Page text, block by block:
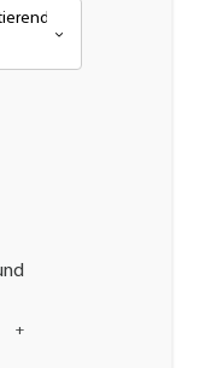
oder nachleuchtend
+